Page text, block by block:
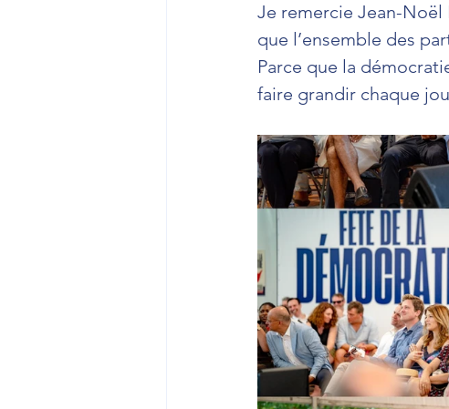
Je remercie Jean-
que l’ensemble des
Parce que la
faire grandir chaque